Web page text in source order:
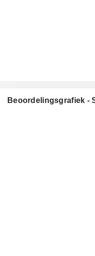
Beoordelingsgrafiek -